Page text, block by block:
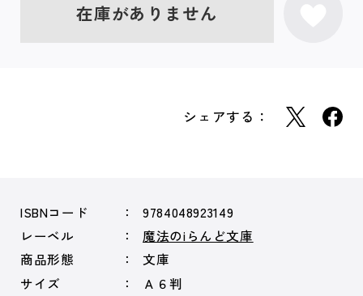
在庫がありません
シェアする：
ISBNコード
9784048923149
レーベル
魔法のiらんど文庫
商品形態
文庫
サイズ
Ａ６判